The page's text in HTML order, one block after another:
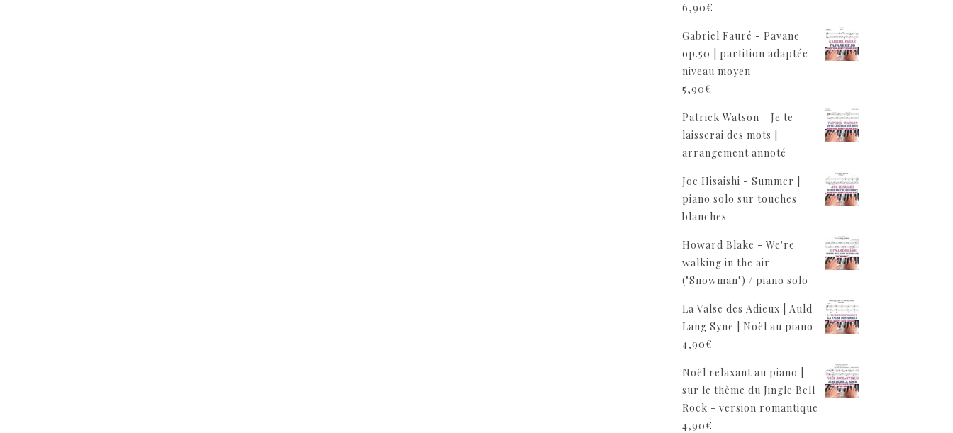
6,90€
Gabriel Fauré - Pavane
op.50 | partition adaptée
niveau moyen
5,90€
Patrick Watson - Je te
laisserai des mots |
arrangement annoté
Joe Hisaishi - Summer |
piano solo sur touches
blanches
Howard Blake - We're
walking in the air
("Snowman") / piano solo
La Valse des Adieux | Auld
Lang Syne | Noël au piano
4,90€
Noël relaxant au piano |
sur le thème du Jingle Bell
Rock - version romantique
4,90€